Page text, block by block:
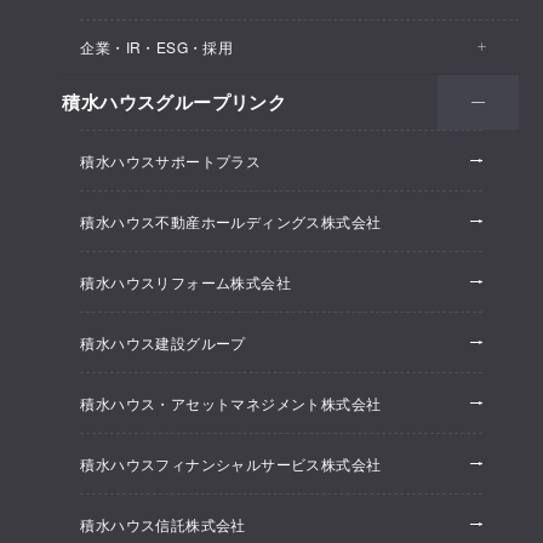
保育所・教育支援施設
オフィス・事務所
建築実例
オフィス系開発事業
ホテル系開発事業
大規模開発事業
賃貸マンション開発事業
企業・IR・ESG・採用
会社情報
株主・投資家情報
ESG経営
研究開発
採用情報
ニュースリリース
積水ハウスグループリンク
積水ハウスサポートプラス
積水ハウス不動産ホールディングス株式会社
積水ハウスリフォーム株式会社
積水ハウス建設グループ
積水ハウス・アセットマネジメント株式会社
積水ハウスフィナンシャルサービス株式会社
積水ハウス信託株式会社